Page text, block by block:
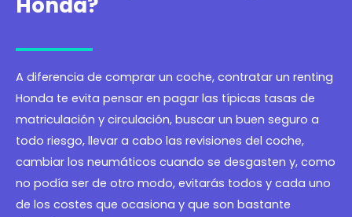
A diferencia de comprar un coche, contratar un renting
Honda te evita pensar en pagar las típicas tasas de
matriculación y circulación, buscar un buen seguro a
todo riesgo, llevar a cabo las revisiones del coche,
cambiar los neumáticos cuando se desgasten y, como
no podía ser de otro modo, evitarás todos y cada uno
de los costes que ocasiona y que son bastante